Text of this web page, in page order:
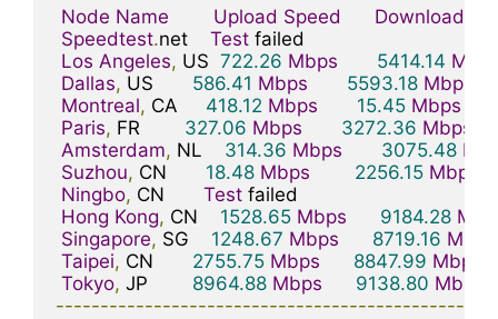
Node Name Upload Speed Download
Speedtest.net Test failed
Los Angeles, US 722.26 Mbps 5414.14
Dallas, US 586.41 Mbps 5593.18 Mbps
Montreal, CA 418.12 Mbps 15.45 Mbps
Paris, FR 327.06 Mbps 3272.36 Mbps
Amsterdam, NL 314.36 Mbps 3075.48
Suzhou, CN 18.48 Mbps 2256.15 Mbps
Ningbo, CN Test failed
Hong Kong, CN 1528.65 Mbps 9184.28
Singapore, SG 1248.67 Mbps 8719.16 Mbps
Taipei, CN 2755.75 Mbps 8847.99 Mbps
Tokyo, JP 8964.88 Mbps 9138.80 Mbps